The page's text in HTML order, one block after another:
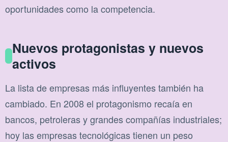
oportunidades como la competencia.
Nuevos protagonistas y nuevos
activos
La lista de empresas más influyentes también ha
cambiado. En 2008 el protagonismo recaía en
bancos, petroleras y grandes compañías industriales;
hoy las empresas tecnológicas tienen un peso